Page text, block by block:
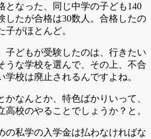
となった、同じ中学の子ども140
したが合格は30数人。合格したの
がほとんど。
子どもが受験したのは、行きたい
うな学校を選んで、その上、不合
校は廃止されるんですよね。
なんとか、特色ばかりいって、
校のやることでしょうか？と。
の私学の入学金は払わなければな